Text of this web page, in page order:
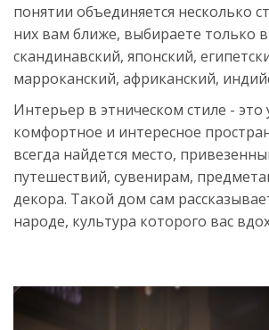
понятии объединяется несколько
них вам ближе, выбираете только
скандинавский, японский,
марроканский, африканский,
Интерьер в этническом стиле - это
комфортное и интересное
всегда найдется место,
путешествий, сувенирам,
декора. Такой дом сам
народе, культура которого вас
Источник: